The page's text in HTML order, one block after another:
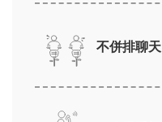
不併排聊天